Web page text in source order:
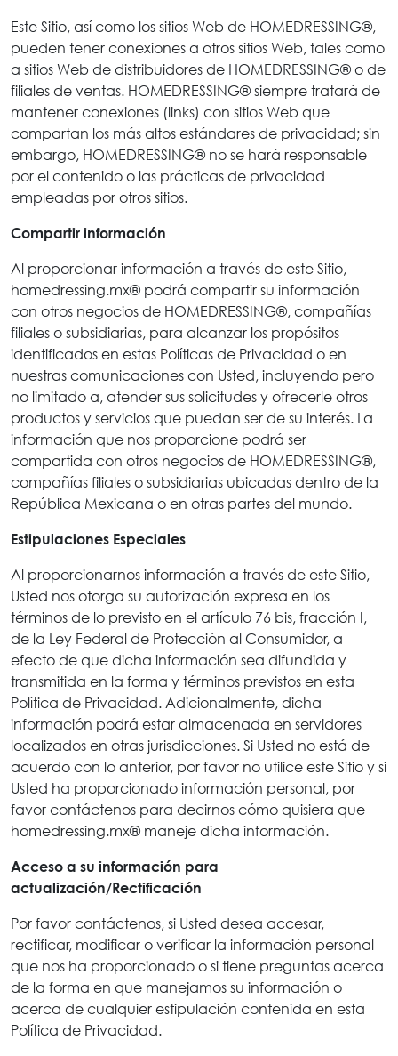
Este Sitio, así como los sitios Web de HOMEDRESSING®,
pueden tener conexiones a otros sitios Web, tales como
a sitios Web de distribuidores de HOMEDRESSING® o de
filiales de ventas. HOMEDRESSING® siempre tratará de
mantener conexiones (links) con sitios Web que
compartan los más altos estándares de privacidad; sin
embargo, HOMEDRESSING® no se hará responsable
por el contenido o las prácticas de privacidad
empleadas por otros sitios.
Compartir información
Al proporcionar información a través de este Sitio,
homedressing.mx® podrá compartir su información
con otros negocios de HOMEDRESSING®, compañías
filiales o subsidiarias, para alcanzar los propósitos
identificados en estas Políticas de Privacidad o en
nuestras comunicaciones con Usted, incluyendo pero
no limitado a, atender sus solicitudes y ofrecerle otros
productos y servicios que puedan ser de su interés. La
información que nos proporcione podrá ser
compartida con otros negocios de HOMEDRESSING®,
compañías filiales o subsidiarias ubicadas dentro de la
República Mexicana o en otras partes del mundo.
Estipulaciones Especiales
Al proporcionarnos información a través de este Sitio,
Usted nos otorga su autorización expresa en los
términos de lo previsto en el artículo 76 bis, fracción I,
de la Ley Federal de Protección al Consumidor, a
efecto de que dicha información sea difundida y
transmitida en la forma y términos previstos en esta
Política de Privacidad. Adicionalmente, dicha
información podrá estar almacenada en servidores
localizados en otras jurisdicciones. Si Usted no está de
acuerdo con lo anterior, por favor no utilice este Sitio y si
Usted ha proporcionado información personal, por
favor contáctenos para decirnos cómo quisiera que
homedressing.mx® maneje dicha información.
Acceso a su información para
actualización/Rectificación
Por favor contáctenos, si Usted desea accesar,
rectificar, modificar o verificar la información personal
que nos ha proporcionado o si tiene preguntas acerca
de la forma en que manejamos su información o
acerca de cualquier estipulación contenida en esta
Política de Privacidad.